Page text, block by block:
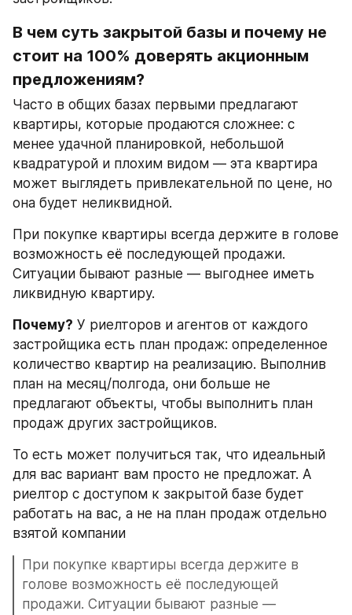
В чем суть закрытой базы и почему не
стоит на 100% доверять акционным
предложениям?
Часто в общих базах первыми предлагают
квартиры, которые продаются сложнее: с
менее удачной планировкой, небольшой
квадратурой и плохим видом — эта квартира
может выглядеть привлекательной по цене, но
она будет неликвидной.
При покупке квартиры всегда держите в голове
возможность её последующей продажи.
Ситуации бывают разные — выгоднее иметь
ликвидную квартиру.
Почему? У риелторов и агентов от каждого
застройщика есть план продаж: определенное
количество квартир на реализацию. Выполнив
план на месяц/полгода, они больше не
предлагают объекты, чтобы выполнить план
продаж других застройщиков.
То есть может получиться так, что идеальный
для вас вариант вам просто не предложат. А
риелтор с доступом к закрытой базе будет
работать на вас, а не на план продаж отдельно
взятой компании
При покупке квартиры всегда держите в
голове возможность её последующей
продажи. Ситуации бывают разные —